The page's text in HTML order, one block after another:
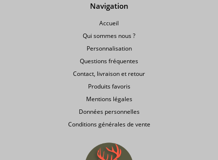
Navigation
Accueil
Qui sommes nous ?
Personnalisation
Questions fréquentes
Contact, livraison et retour
Produits favoris
Mentions légales
Données personnelles
Conditions générales de vente